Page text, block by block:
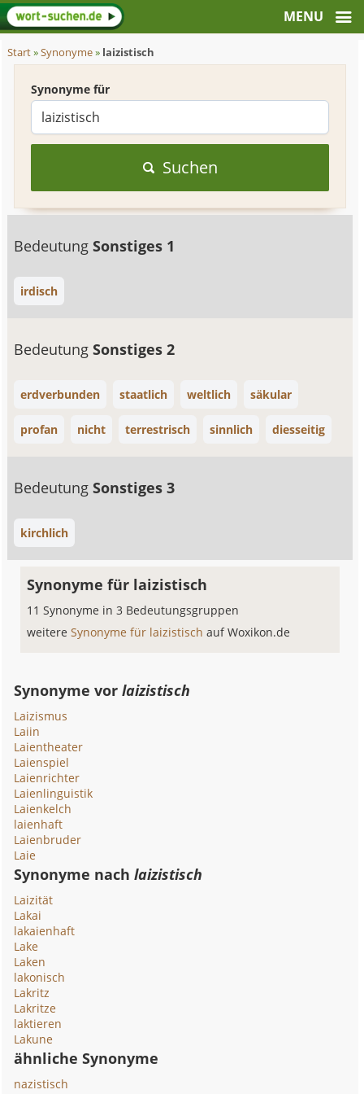
Start»Synonyme» laizistisch
Synonyme für
Suchen
BedeutungSonstiges 1
irdisch
BedeutungSonstiges 2
erdverbunden staatlich weltlich säkular
profan nicht terrestrisch sinnlich diesseitig
BedeutungSonstiges 3
kirchlich
Synonyme für laizistisch
11 Synonyme in 3 Bedeutungsgruppen
weitereSynonyme für laizistischauf Woxikon.de
Synonyme vorlaizistisch
Laizismus
Laiin
Laientheater
Laienspiel
Laienrichter
Laienlinguistik
Laienkelch
laienhaft
Laienbruder
Laie
Synonyme nachlaizistisch
Laizität
Lakai
lakaienhaft
Lake
Laken
lakonisch
Lakritz
Lakritze
laktieren
Lakune
ähnliche Synonyme
nazistisch